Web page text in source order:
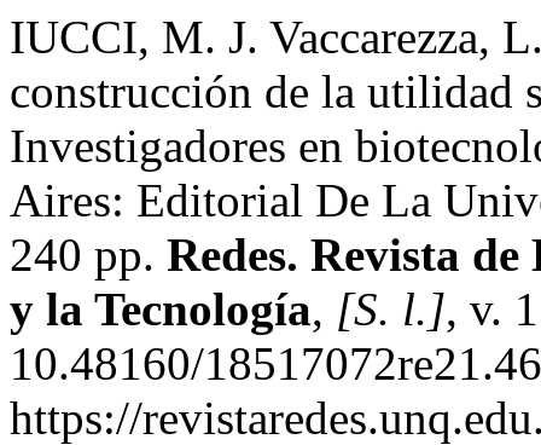
IUCCI, M. J. Vaccarezza,
construcción de la utilidad
Investigadores en
Aires: Editorial De La
240 pp. Redes. Revista
y la Tecnología, [S. l.], v.
10.48160/
https://